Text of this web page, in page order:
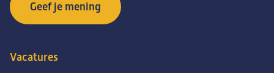
Geef je mening
Vacatures